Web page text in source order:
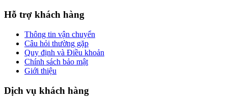
Hỗ trợ khách hàng
Thông tin vận chuyển
Câu hỏi thường gặp
Quy định và Điều khoản
Chính sách bảo mật
Giới thiệu
Dịch vụ khách hàng